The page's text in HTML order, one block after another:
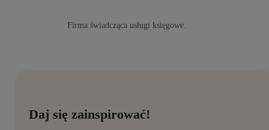
Firma świadcząca usługi księgowe.
Daj się zainspirować!